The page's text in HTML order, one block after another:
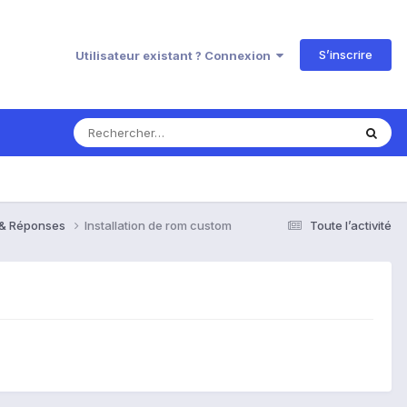
Utilisateur existant ? Connexion S’inscrire
Toute l’activité
Réponses Installation de rom custom